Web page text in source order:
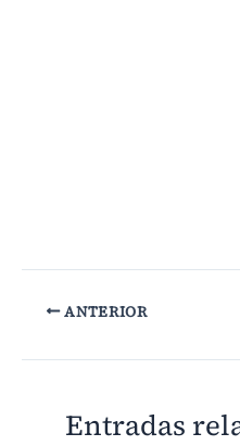
ANTERIOR
Entradas